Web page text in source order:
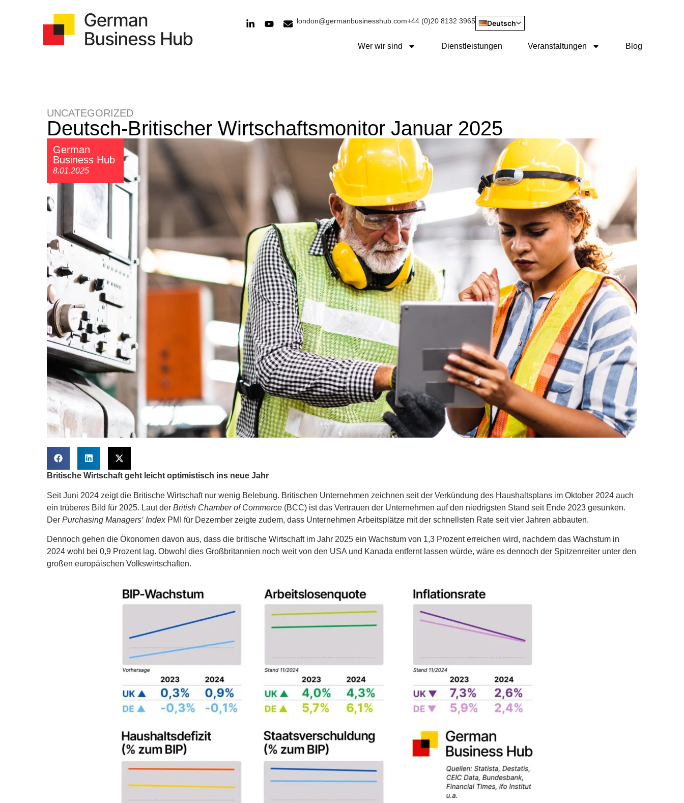
london@germanbusinesshub.com+44 (0)20 8132 3965 Deutsch
Wer wir sind Dienstleistungen Veranstaltungen Blog
UNCATEGORIZED
Deutsch-Britischer Wirtschaftsmonitor Januar 2025
German
Business Hub
8.01.2025
Britische Wirtschaft geht leicht optimistisch ins neue Jahr
Seit Juni 2024 zeigt die Britische Wirtschaft nur wenig Belebung. Britischen Unternehmen zeichnen seit der Verkündung des Haushaltsplans im Oktober 2024 auch
ein trüberes Bild für 2025. Laut der British Chamber of Commerce (BCC) ist das Vertrauen der Unternehmen auf den niedrigsten Stand seit Ende 2023 gesunken.
Der Purchasing Managers‘ IndexPMI für Dezember zeigte zudem, dass Unternehmen Arbeitsplätze mit der schnellsten Rate seit vier Jahren abbauten.
Dennoch gehen die Ökonomen davon aus, dass die britische Wirtschaft im Jahr 2025 ein Wachstum von 1,3 Prozent erreichen wird, nachdem das Wachstum in
2024 wohl bei 0,9 Prozent lag. Obwohl dies Großbritannien noch weit von den USA und Kanada entfernt lassen würde, wäre es dennoch der Spitzenreiter unter den
großen europäischen Volkswirtschaften.